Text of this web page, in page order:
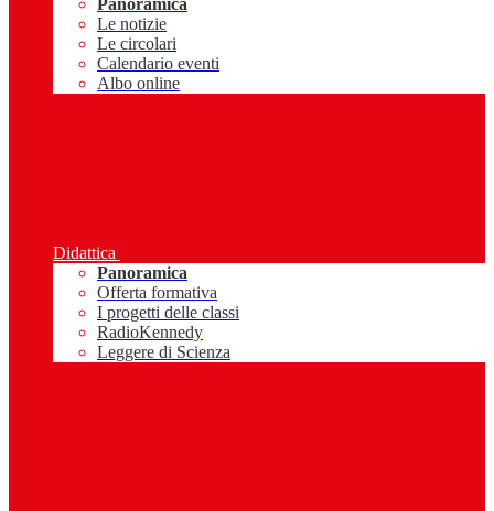
Panoramica
Le notizie
Le circolari
Calendario eventi
Albo online
Didattica
Panoramica
Offerta formativa
I progetti delle classi
RadioKennedy
Leggere di Scienza